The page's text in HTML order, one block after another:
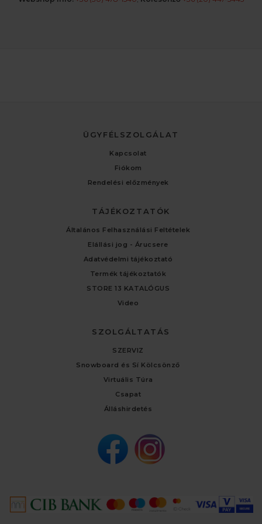
ÜGYFÉLSZOLGÁLAT
Kapcsolat
Fiókom
Rendelési előzmények
TÁJÉKOZTATÓK
Általános Felhasználási Feltételek
Elállási jog - Árucsere
Adatvédelmi tájékoztató
Termék tájékoztatók
STORE 13 KATALÓGUS
Video
SZOLGÁLTATÁS
SZERVIZ
Snowboard és Sí Kölcsönző
Virtuális Túra
Csapat
Álláshirdetés